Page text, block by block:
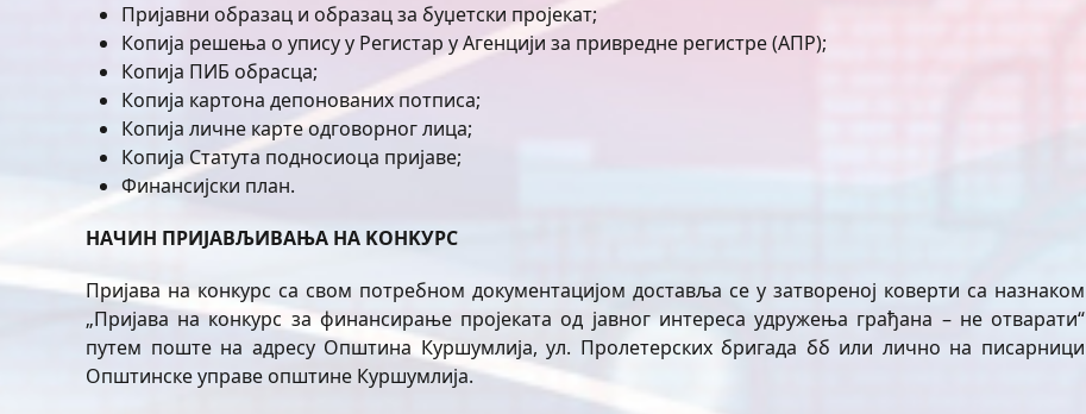
Пријавни образац и образац за буџетски пројекат;
Копија решења о упису у Регистар у Агенцији за привредне регистре (АПР);
Копија ПИБ обрасца;
Копија картона депонованих потписа;
Копија личне карте одговорног лица;
Копија Статута подносиоца пријаве;
Финансијски план.
HAЧИH ПPИJABЉИBAЊA HA KOHKУPC
Пријава на конкурс са свом потребном документацијом доставља се у затвореној коверти са назнаком
„Пријава на конкурс за финансирање пројеката од јавног интереса удружења грађана – не отварати“
путем поште на адресу Општина Куршумлија, ул. Пролетерских бригада бб или лично на писарници
Општинске управе општине Куршумлија.